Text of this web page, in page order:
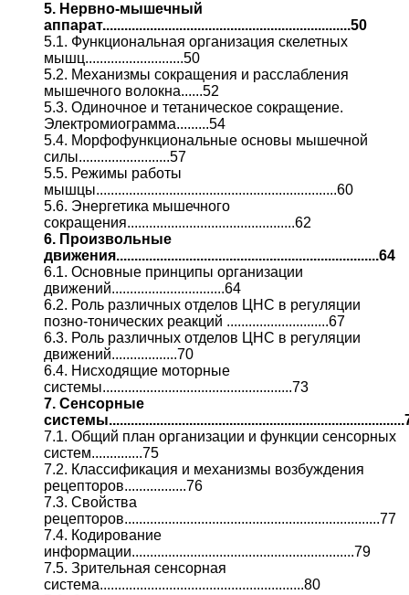
5. Нервно-мышечный
аппарат....................................................................50
5.1. Функциональная организация скелетных
мышц...........................50
5.2. Механизмы сокращения и расслабления
мышечного волокна......52
5.3. Одиночное и тетаническое сокращение.
Электромиограмма.........54
5.4. Морфофункциональные основы мышечной
силы.........................57
5.5. Режимы работы
мышцы..................................................................60
5.6. Энергетика мышечного
сокращения..............................................62
6. Произвольные
движения........................................................................64
6.1. Основные принципы организации
движений...............................64
6.2. Роль различных отделов ЦНС в регуляции
позно-тонических реакций ............................67
6.3. Роль различных отделов ЦНС в регуляции
движений..................70
6.4. Нисходящие моторные
системы....................................................73
7. Сенсорные
7.1. Общий план организации и функции сенсорных
систем..............75
7.2. Классификация и механизмы возбуждения
рецепторов.................76
7.3. Свойства
рецепторов......................................................................77
7.4. Кодирование
информации.............................................................79
7.5. Зрительная сенсорная
система........................................................80